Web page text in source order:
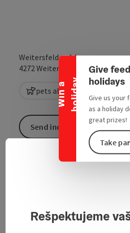
W
i
n
a
h
o
l
i
d
a y
Collapse banner
Give
holidays
Give us your
as a holiday
great prizes!
Take
Weitersfelden 14
4272Weitersfelden
pets allowed
Contact: Rita Hennerbichler
Send inquiry
Rešpektujeme